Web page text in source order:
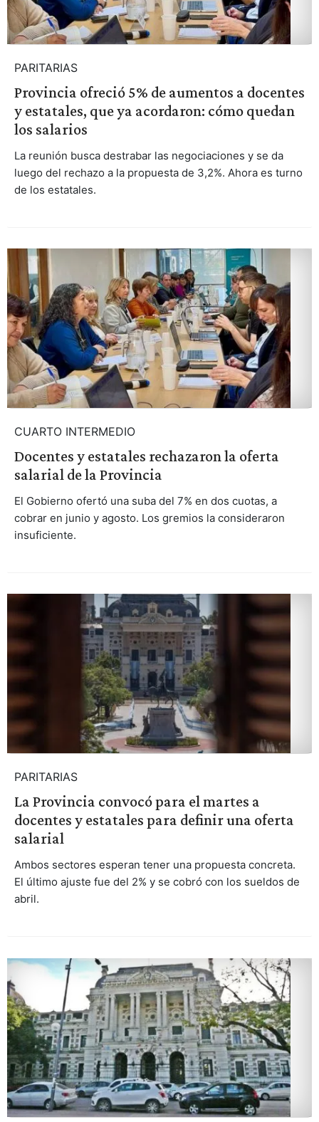
PARITARIAS
Provincia ofreció 5% de aumentos a docentes
y estatales, que ya acordaron: cómo quedan
los salarios
La reunión busca destrabar las negociaciones y se da
luego del rechazo a la propuesta de 3,2%. Ahora es turno
de los estatales.
CUARTO INTERMEDIO
Docentes y estatales rechazaron la oferta
salarial de la Provincia
El Gobierno ofertó una suba del 7% en dos cuotas, a
cobrar en junio y agosto. Los gremios la consideraron
insuficiente.
PARITARIAS
La Provincia convocó para el martes a
docentes y estatales para definir una oferta
salarial
Ambos sectores esperan tener una propuesta concreta.
El último ajuste fue del 2% y se cobró con los sueldos de
abril.